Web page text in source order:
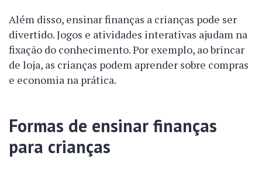
Além disso, ensinar finanças a crianças pode ser
divertido. Jogos e atividades interativas ajudam na
fixação do conhecimento. Por exemplo, ao brincar
de loja, as crianças podem aprender sobre compras
e economia na prática.
Formas de ensinar finanças
para crianças